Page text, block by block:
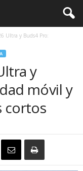
Ultra y Buds4 Pro:
y
móvil y
cortos